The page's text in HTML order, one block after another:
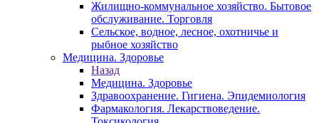
Жилищно-коммунальное хозяйство. Бытовое
обслуживание. Торговля
Сельское, водное, лесное, охотничье и
рыбное хозяйство
Медицина. Здоровье
Назад
Медицина. Здоровье
Здравоохранение. Гигиена. Эпидемиология
Фармакология. Лекарствоведение.